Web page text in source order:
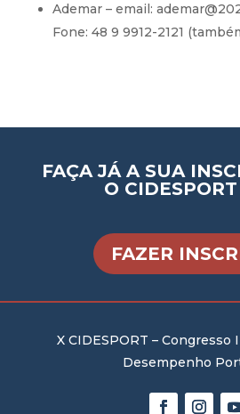
Ademar – email:
Fone: 48 9 9912-2121
FAÇA JÁ A SUA
O
FAZER
X CIDESPORT –
Desempenho